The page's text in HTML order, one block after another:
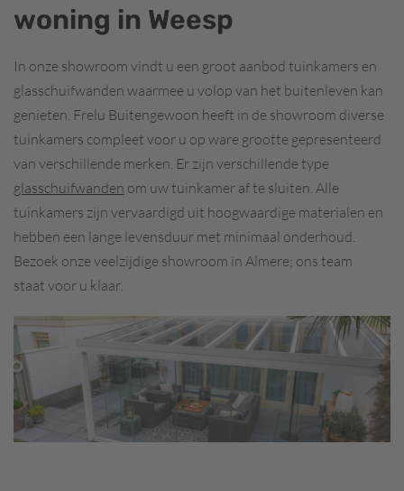
woning in Weesp
In onze showroom vindt u een groot aanbod tuinkamers en
glasschuifwanden waarmee u volop van het buitenleven kan
genieten. Frelu Buitengewoon heeft in de showroom diverse
tuinkamers compleet voor u op ware grootte gepresenteerd
van verschillende merken. Er zijn verschillende type
glasschuifwanden om uw tuinkamer af te sluiten. Alle
tuinkamers zijn vervaardigd uit hoogwaardige materialen en
hebben een lange levensduur met minimaal onderhoud.
Bezoek onze veelzijdige showroom in Almere; ons team
staat voor u klaar.